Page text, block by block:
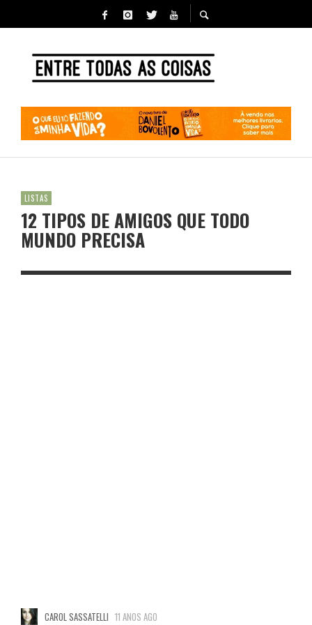
LISTAS
12 TIPOS DE AMIGOS QUE TODO
MUNDO PRECISA
CAROL SASSATELLI 11 ANOS AGO